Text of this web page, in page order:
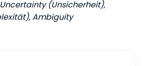
(Unsicherheit),
Ambiguity